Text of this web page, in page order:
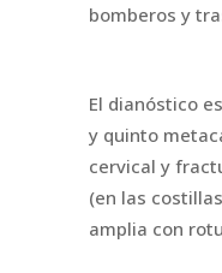
bomberos y
El dianóstico
y quinto
cervical y
(en las
amplia con